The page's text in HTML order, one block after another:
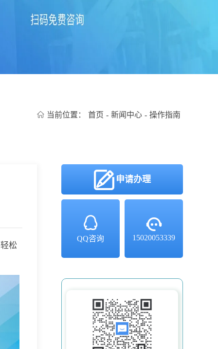
当前位置： 首页 - 新闻中心 - 操作指南
松
申请办理
QQ咨询 15020053339